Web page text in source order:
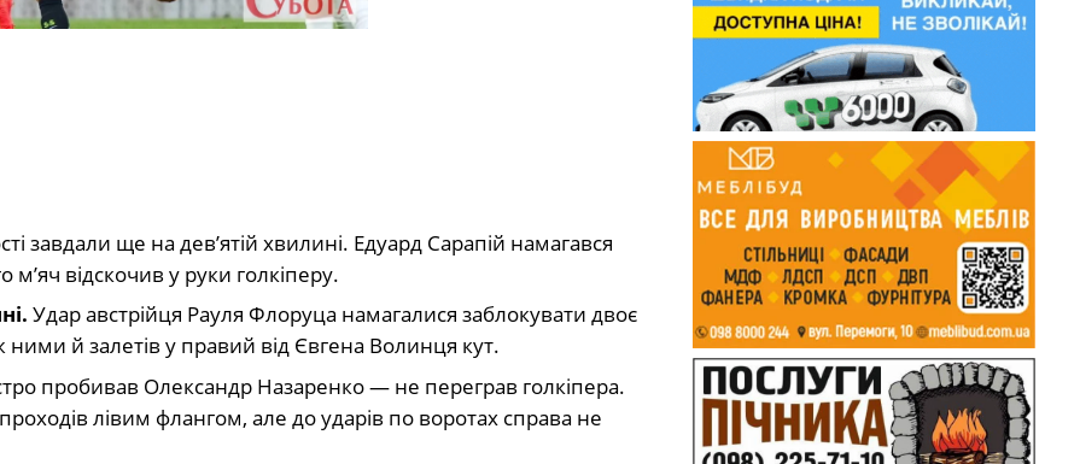
завдали ще на дев’ятій хвилині. Едуард Сарапій намагався
відскочив у руки голкіперу.
Удар австрійця Рауля Флоруца намагалися заблокувати двоє
ними й залетів у правий від Євгена Волинця кут.
пробивав Олександр Назаренко — не переграв голкіпера.
лівим флангом, але до ударів по воротах справа не